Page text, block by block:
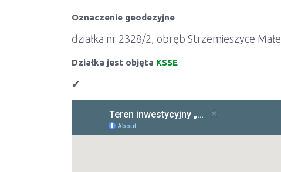
Oznaczenie geodezyjne
działka nr 2328/2, obręb Strzemieszyce Małe
Działka jest objęta KSSE
✔